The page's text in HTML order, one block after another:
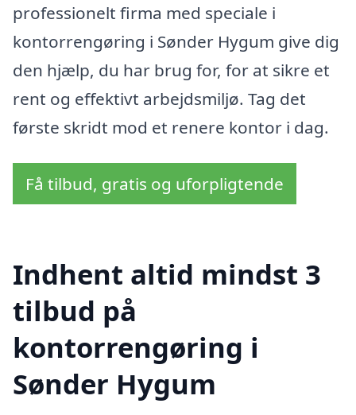
professionelt firma med speciale i
kontorrengøring i Sønder Hygum give dig
den hjælp, du har brug for, for at sikre et
rent og effektivt arbejdsmiljø. Tag det
første skridt mod et renere kontor i dag.
Få tilbud, gratis og uforpligtende
Indhent altid mindst 3
tilbud på
kontorrengøring i
Sønder Hygum